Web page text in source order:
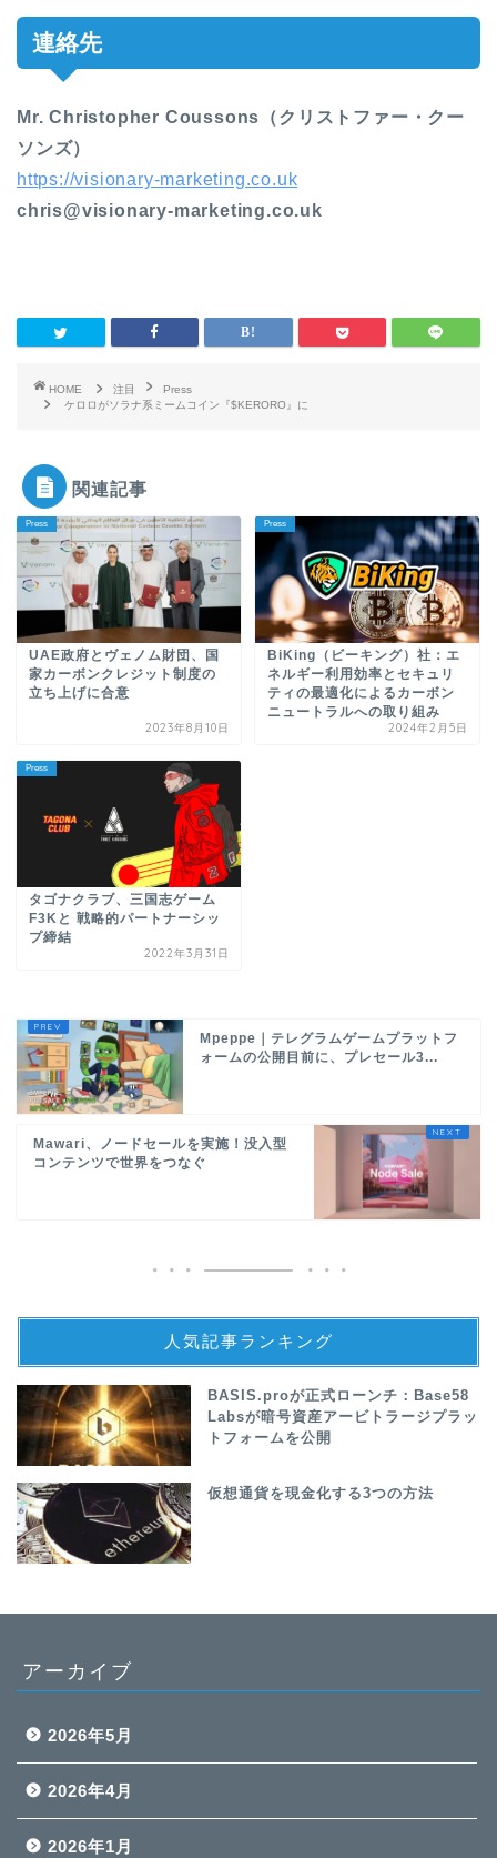
連絡先
Mr. Christopher Coussons（クリストファー・クー
ソンズ）
https://visionary-marketing.co.uk
chris@visionary-marketing.co.uk
HOME 注目
Press
ケロロがソラナ系ミームコイン『$KERORO』に
関連記事
Press
UAE政府とヴェノム財団、国
家カーボンクレジット制度の
立ち上げに合意
2023年8月10日
Press
BiKing（ビーキング）社：エ
ネルギー利用効率とセキュリ
ティの最適化によるカーボン
ニュートラルへの取り組み
2024年2月5日
Press
タゴナクラブ、三国志ゲーム
F3Kと 戦略的パートナーシッ
プ締結
2022年3月31日
Mpeppe｜テレグラムゲームプラットフ
ォームの公開目前に、プレセール3...
Mawari、ノードセールを実施！没入型
コンテンツで世界をつなぐ
人気記事ランキング
BASIS.proが正式ローンチ：Base58
Labsが暗号資産アービトラージプラッ
トフォームを公開
仮想通貨を現金化する3つの方法
アーカイブ
2026年5月
2026年4月
2026年1月